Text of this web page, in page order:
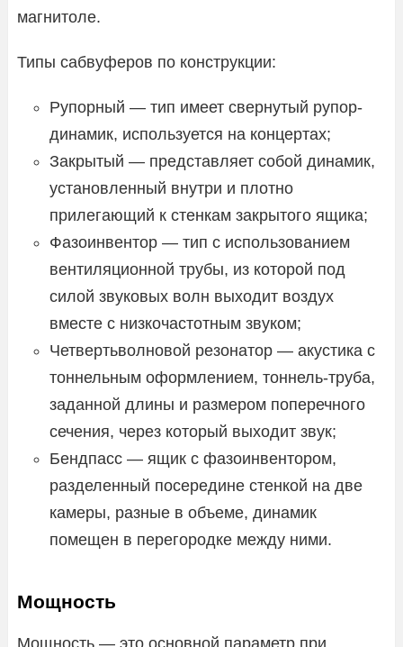
магнитоле.
Типы сабвуферов по конструкции:
Рупорный — тип имеет свернутый рупор-
динамик, используется на концертах;
Закрытый — представляет собой динамик,
установленный внутри и плотно
прилегающий к стенкам закрытого ящика;
Фазоинвентор — тип с использованием
вентиляционной трубы, из которой под
силой звуковых волн выходит воздух
вместе с низкочастотным звуком;
Четвертьволновой резонатор — акустика с
тоннельным оформлением, тоннель-труба,
заданной длины и размером поперечного
сечения, через который выходит звук;
Бендпасс — ящик с фазоинвентором,
разделенный посередине стенкой на две
камеры, разные в объеме, динамик
помещен в перегородке между ними.
Мощность
Мощность — это основной параметр при